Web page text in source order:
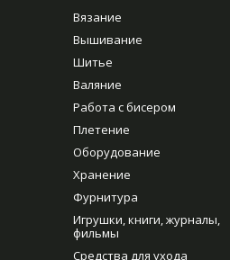
Вязание
Вышивание
Шитье
Валяние
Работа с бисером
Плетение
Оборудование
Хранение
Фурнитура
Игрушки, книги, журналы,
фильмы
Средства для ухода